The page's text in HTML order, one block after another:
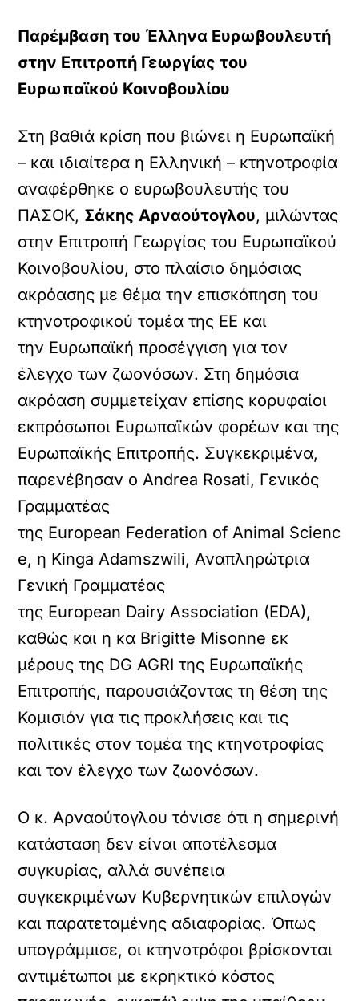
Παρέμβαση του Έλληνα Ευρωβουλευτή
στην Επιτροπή Γεωργίας του
Ευρωπαϊκού Κοινοβουλίου
Στη βαθιά κρίση που βιώνει η Ευρωπαϊκή
– και ιδιαίτερα η Ελληνική – κτηνοτροφία
αναφέρθηκε ο ευρωβουλευτής του
ΠΑΣΟΚ, Σάκης Αρναούτογλου, μιλώντας
στην Επιτροπή Γεωργίας του Ευρωπαϊκού
Κοινοβουλίου, στο πλαίσιο δημόσιας
ακρόασης με θέμα την επισκόπηση του
κτηνοτροφικού τομέα της ΕΕ και
την Ευρωπαϊκή προσέγγιση για τον
έλεγχο των ζωονόσων. Στη δημόσια
ακρόαση συμμετείχαν επίσης κορυφαίοι
εκπρόσωποι Ευρωπαϊκών φορέων και της
Ευρωπαϊκής Επιτροπής. Συγκεκριμένα,
παρενέβησαν ο Andrea Rosati, Γενικός
Γραμματέας
της European Federation of Animal Scienc
e, η Kinga Adamszwili, Αναπληρώτρια
Γενική Γραμματέας
της European Dairy Association (EDA),
καθώς και η κα Brigitte Misonne εκ
μέρους της DG AGRI της Ευρωπαϊκής
Επιτροπής, παρουσιάζοντας τη θέση της
Κομισιόν για τις προκλήσεις και τις
πολιτικές στον τομέα της κτηνοτροφίας
και τον έλεγχο των ζωονόσων.
Ο κ. Αρναούτογλου τόνισε ότι η σημερινή
κατάσταση δεν είναι αποτέλεσμα
συγκυρίας, αλλά συνέπεια
συγκεκριμένων Κυβερνητικών επιλογών
και παρατεταμένης αδιαφορίας. Όπως
υπογράμμισε, οι κτηνοτρόφοι βρίσκονται
αντιμέτωποι με εκρηκτικό κόστος